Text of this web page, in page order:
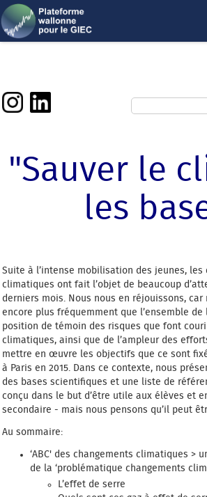
"Sauver le
les
Suite à l’intense mobilisation des jeunes, les
climatiques ont fait l’objet de beaucoup
derniers mois. Nous nous en réjouissons,
encore plus fréquemment que l’ensemble
position de témoin des risques que font
climatiques, ainsi que de l’ampleur des
mettre en œuvre les objectifs que ce sont
à Paris en 2015. Dans ce contexte, nous
des bases scientifiques et une liste de
conçu dans le but d’être utile aux élèves et
secondaire - mais nous pensons qu’il peut
Au sommaire:
‘ABC' des changements climatiques >
de la ‘problématique changements
L’effet de serre